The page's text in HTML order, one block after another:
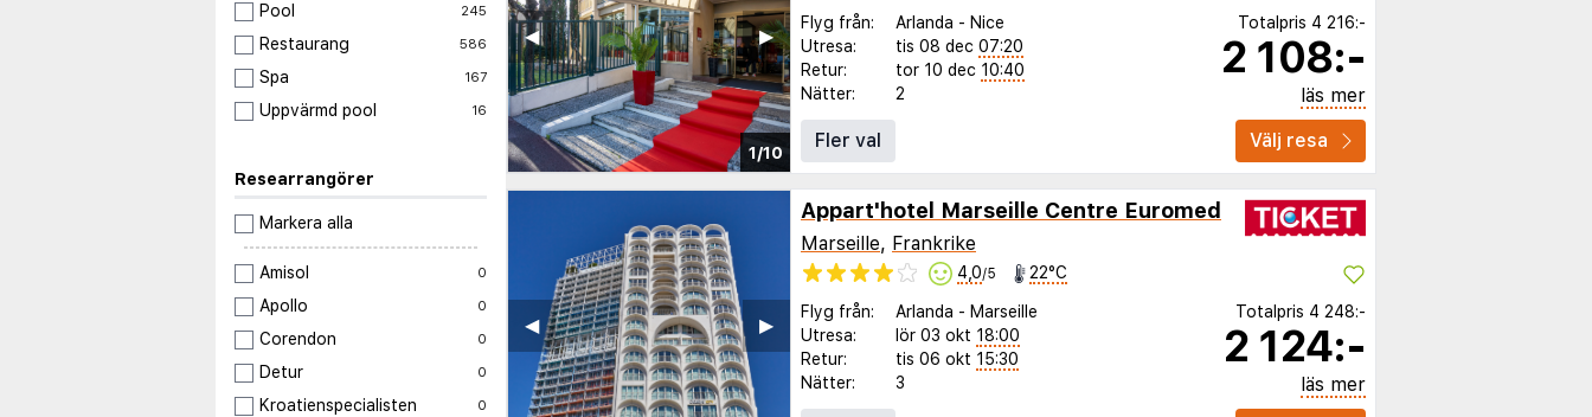
Pool 245
Restaurang 586
Spa 167
Uppvärmd pool 16
Researrangörer
Markera alla
Amisol 0
Apollo 0
Corendon 0
Detur 0
Kroatienspecialisten 0
1/10
▶︎
◀︎
Flyg från: Arlanda - Nice
Utresa:
tis 08 dec 07:20
Retur:
tor 10 dec 10:40
Nätter:
2
Totalpris 4 216:-
2 108:-
läs mer
Fler val
Välj resa
▶︎
◀︎
Appart'hotel Marseille Centre Euromed
Marseille, Frankrike
4,0/5 22°C
Flyg från: Arlanda - Marseille
Utresa:
lör 03 okt 18:00
Retur:
tis 06 okt 15:30
Nätter:
3
Totalpris 4 248:-
2 124:-
läs mer